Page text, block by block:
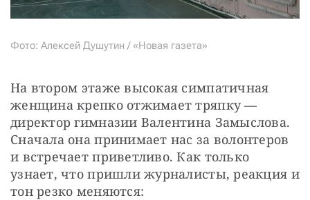
Фото: Алексей Душутин / «Новая газета»
На втором этаже высокая симпатичная
женщина крепко отжимает тряпку —
директор гимназии Валентина Замыслова.
Сначала она принимает нас за волонтеров
и встречает приветливо. Как только
узнает, что пришли журналисты, реакция и
тон резко меняются: